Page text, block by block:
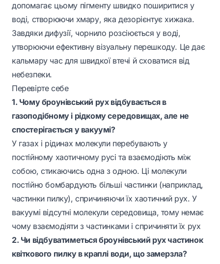
допомагає цьому пігменту швидко поширитися у
воді, створюючи хмару, яка дезорієнтує хижака.
Завдяки дифузії, чорнило розсіюється у воді,
утворюючи ефективну візуальну перешкоду. Це дає
кальмару час для швидкої втечі й сховатися від
небезпеки.
Перевірте себе
1. Чому броунівський рух відбувається в
газоподібному і рідкому середовищах, але не
спостерігається у вакуумі?
У газах і рідинах молекули перебувають у
постійному хаотичному русі та взаємодіють між
собою, стикаючись одна з одною. Ці молекули
постійно бомбардують більші частинки (наприклад,
частинки пилку), спричиняючи їх хаотичний рух. У
вакуумі відсутні молекули середовища, тому немає
чому взаємодіяти з частинками і спричиняти їх рух
2. Чи відбуватиметься броунівський рух частинок
квіткового пилку в краплі води, що замерзла?